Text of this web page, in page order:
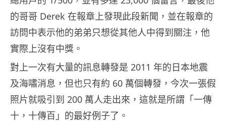
的哥哥 Derek 在報章上發現此段新聞，並在報章的
訪問中表示他的弟弟只想從其他人中得到關注，他
實際上沒有中獎。
對上一次有大量的訊息轉發是 2011 年的日本地震
及海嘯消息，但也只有約 60 萬個轉發，今次一張假
照片就吸引到 200 萬人走出來，這就是所謂「一傳
十，十傳百」的最好例子了。